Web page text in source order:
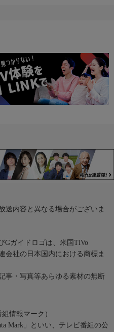
送内容と異なる場合がございま
Gガイドロゴは、米国TiVo
会社の日本国内における商標ま
事・写真等あらゆる素材の無断
情報マーク）
Mark」といい、テレビ番組の公